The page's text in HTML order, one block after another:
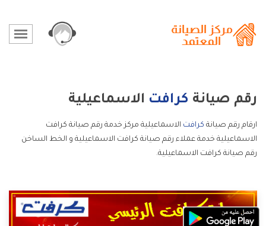
رقم صيانة كرافت الاسماعيلية
ارقام رقم صيانة كرافت الاسماعيلية مركز خدمة رقم صيانة كرافت
الاسماعيلية خدمة عملاء رقم صيانة كرافت الاسماعيلية و الخط الساخن
رقم صيانة كرافت الاسماعيلية.